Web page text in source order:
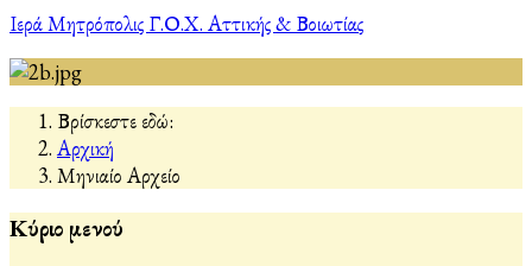
Ιερά Μητρόπολις Γ.Ο.Χ. Αττικής & Βοιωτίας
Βρίσκεστε εδώ:
Αρχική
Μηνιαίο Αρχείο
Κύριο μενού